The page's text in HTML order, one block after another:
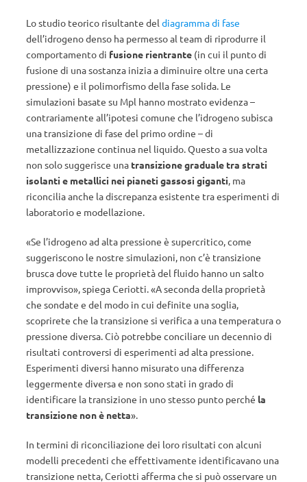
Lo studio teorico risultante del diagramma di fase
dell’idrogeno denso ha permesso al team di riprodurre il
comportamento di fusione rientrante (in cui il punto di
fusione di una sostanza inizia a diminuire oltre una certa
pressione) e il polimorfismo della fase solida. Le
simulazioni basate su Mpl hanno mostrato evidenza –
contrariamente all’ipotesi comune che l’idrogeno subisca
una transizione di fase del primo ordine – di
metallizzazione continua nel liquido. Questo a sua volta
non solo suggerisce una transizione graduale tra strati
isolanti e metallici nei pianeti gassosi giganti, ma
riconcilia anche la discrepanza esistente tra esperimenti di
laboratorio e modellazione.
«Se l’idrogeno ad alta pressione è supercritico, come
suggeriscono le nostre simulazioni, non c’è transizione
brusca dove tutte le proprietà del fluido hanno un salto
improvviso», spiega Ceriotti. «A seconda della proprietà
che sondate e del modo in cui definite una soglia,
scoprirete che la transizione si verifica a una temperatura o
pressione diversa. Ciò potrebbe conciliare un decennio di
risultati controversi di esperimenti ad alta pressione.
Esperimenti diversi hanno misurato una differenza
leggermente diversa e non sono stati in grado di
identificare la transizione in uno stesso punto perché la
transizione non è netta».
In termini di riconciliazione dei loro risultati con alcuni
modelli precedenti che effettivamente identificavano una
transizione netta, Ceriotti afferma che si può osservare un